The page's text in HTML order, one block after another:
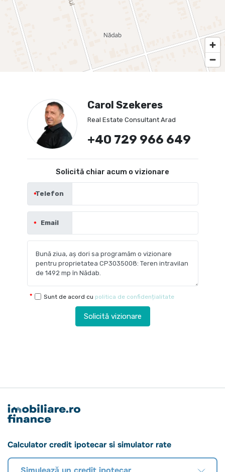
Carol Szekeres
Real Estate Consultant Arad
+40 729 966 649
Solicită chiar acum o vizionare
Telefon
Email
Sunt de acord cu politica de confidențialitate
Solicită vizionare